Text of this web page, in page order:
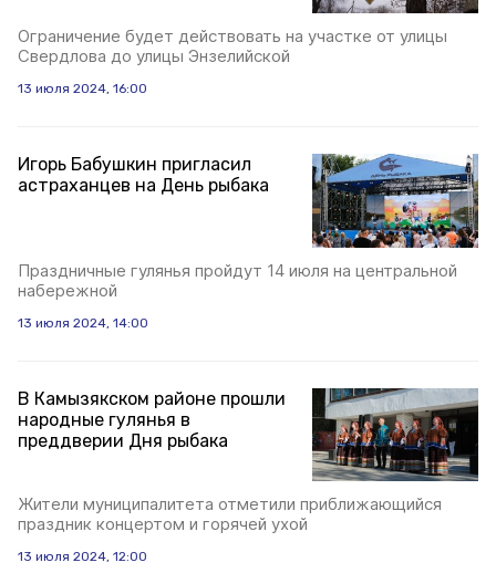
Ограничение будет действовать на участке от улицы
Свердлова до улицы Энзелийской
13 июля 2024, 16:00
Игорь Бабушкин пригласил
астраханцев на День рыбака
Праздничные гулянья пройдут 14 июля на центральной
набережной
13 июля 2024, 14:00
В Камызякском районе прошли
народные гулянья в
преддверии Дня рыбака
Жители муниципалитета отметили приближающийся
праздник концертом и горячей ухой
13 июля 2024, 12:00